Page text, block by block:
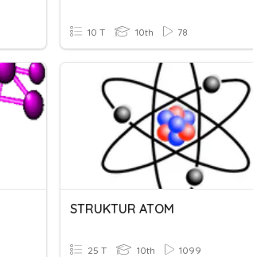
10 T 10th 78
STRUKTUR ATOM
25 T 10th 1099